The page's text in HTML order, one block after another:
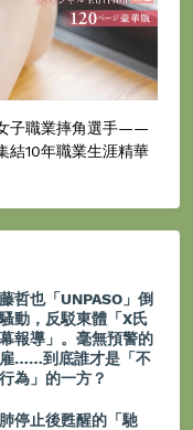
子職業摔角選手——
結10年職業生涯精華
哲也「UNPASO」倒
動，反駁東體「X氏
報導」。毫無預警的
……到底誰才是「不
為」的一方？
停止後甦醒的「馳